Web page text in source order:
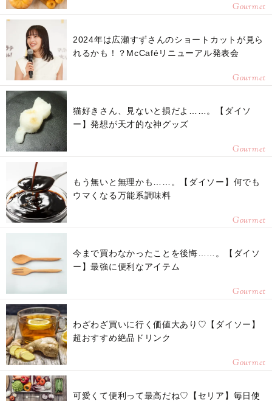
Gourmet
2024年は広瀬すずさんのショートカットが見ら
れるかも！？McCaféリニューアル発表会
Gourmet
猫好きさん、見ないと損だよ……。【ダイソ
ー】発想が天才的な神グッズ
Gourmet
もう無いと無理かも……。【ダイソー】何でも
ウマくなる万能系調味料
Gourmet
今まで買わなかったことを後悔……。【ダイソ
ー】最強に便利なアイテム
Gourmet
わざわざ買いに行く価値大あり♡【ダイソー】
超おすすめ絶品ドリンク
Gourmet
可愛くて便利って最高だね♡【セリア】毎日使